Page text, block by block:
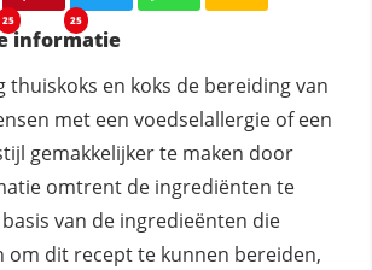
25 25
informatie
thuiskoks en koks de bereiding van
met een voedselallergie of een
gemakkelijker te maken door
omtrent de ingrediënten te
van de ingredieënten die
om dit recept te kunnen bereiden,